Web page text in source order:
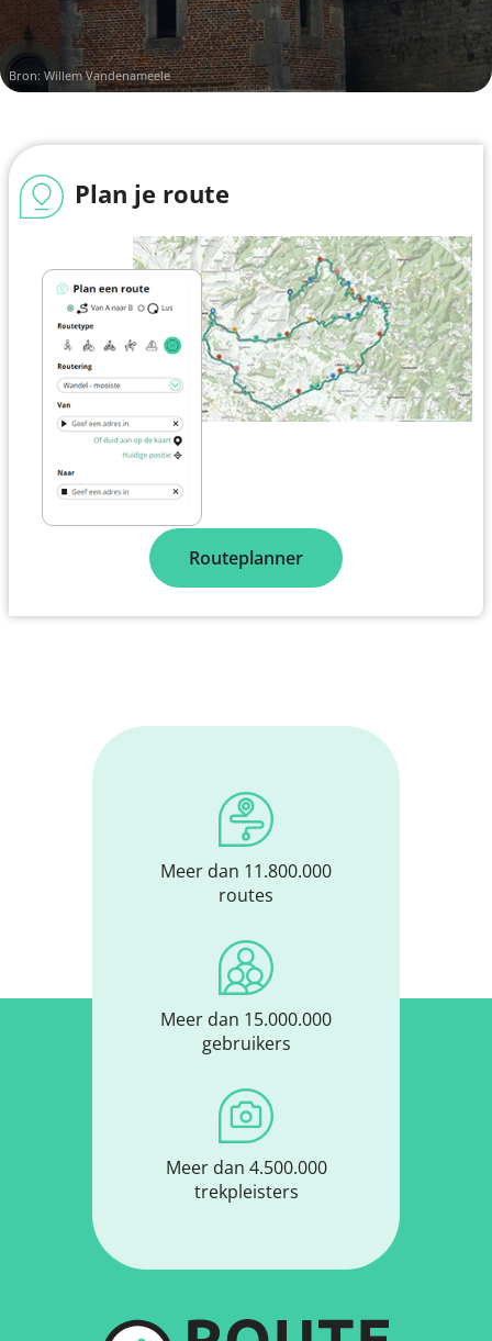
Bron: Willem Vandenameele
Plan je route
Routeplanner
Meer dan 11.800.000
routes
Meer dan 15.000.000
gebruikers
Meer dan 4.500.000
trekpleisters